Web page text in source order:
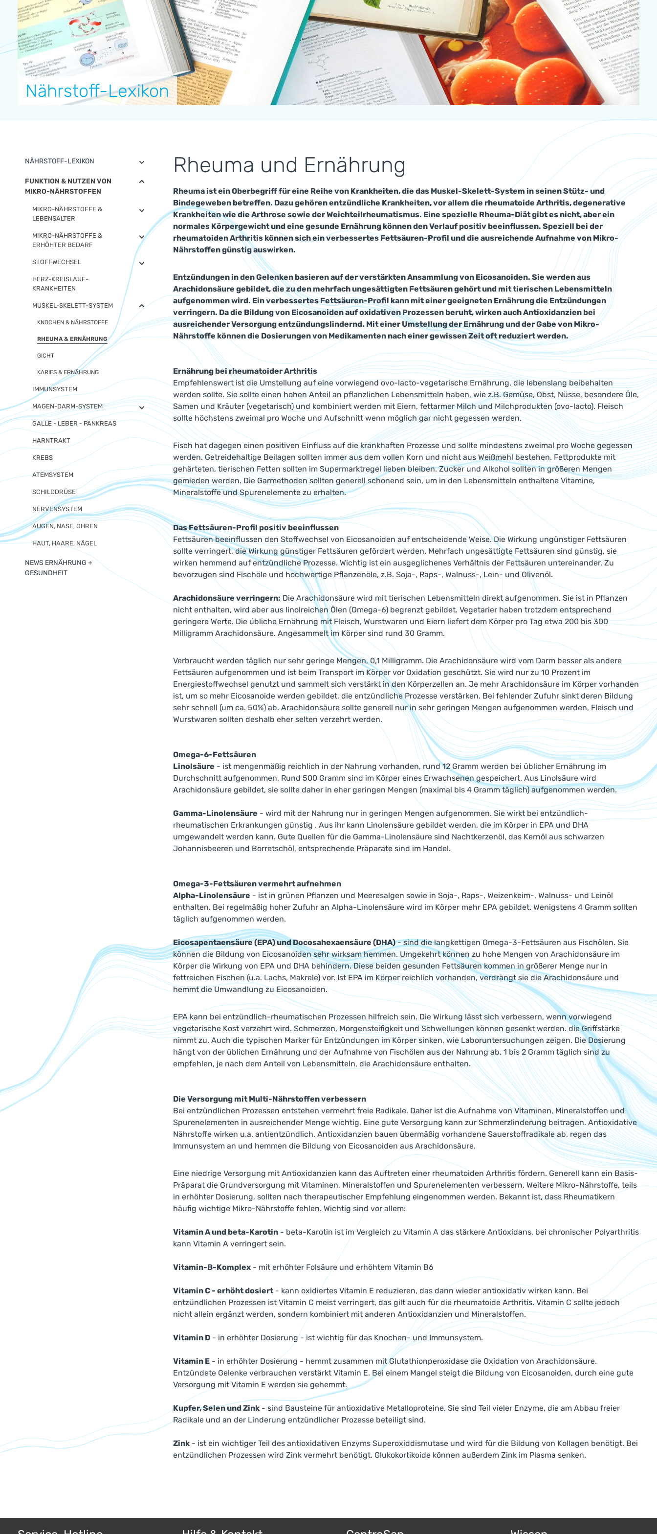
Nährstoff-Lexikon
NÄHRSTOFF-LEXIKON
FUNKTION & NUTZEN VON
MIKRO-NÄHRSTOFFEN
MIKRO-NÄHRSTOFFE &
LEBENSALTER
MIKRO-NÄHRSTOFFE &
ERHÖHTER BEDARF
STOFFWECHSEL
HERZ-KREISLAUF-
KRANKHEITEN
MUSKEL-SKELETT-SYSTEM
KNOCHEN & NÄHRSTOFFE
RHEUMA & ERNÄHRUNG
GICHT
KARIES & ERNÄHRUNG
IMMUNSYSTEM
MAGEN-DARM-SYSTEM
GALLE - LEBER - PANKREAS
HARNTRAKT
KREBS
ATEMSYSTEM
SCHILDDRÜSE
NERVENSYSTEM
AUGEN, NASE, OHREN
HAUT, HAARE, NÄGEL
NEWS ERNÄHRUNG +
GESUNDHEIT
Rheuma und Ernährung
Rheuma ist ein Oberbegriff für eine Reihe von Krankheiten, die das Muskel-Skelett-System in seinen Stütz- und
Bindegeweben betreffen. Dazu gehören entzündliche Krankheiten, vor allem die rheumatoide Arthritis, degenerative
Krankheiten wie die Arthrose sowie der Weichteilrheumatismus. Eine spezielle Rheuma-Diät gibt es nicht, aber ein
normales Körpergewicht und eine gesunde Ernährung können den Verlauf positiv beeinflussen. Speziell bei der
rheumatoiden Arthritis können sich ein verbessertes Fettsäuren-Profil und die ausreichende Aufnahme von Mikro-
Nährstoffen günstig auswirken.
Entzündungen in den Gelenken basieren auf der verstärkten Ansammlung von Eicosanoiden. Sie werden aus
Arachidonsäure gebildet, die zu den mehrfach ungesättigten Fettsäuren gehört und mit tierischen Lebensmitteln
aufgenommen wird. Ein verbessertes Fettsäuren-Profil kann mit einer geeigneten Ernährung die Entzündungen
verringern. Da die Bildung von Eicosanoiden auf oxidativen Prozessen beruht, wirken auch Antioxidanzien bei
ausreichender Versorgung entzündungslindernd. Mit einer Umstellung der Ernährung und der Gabe von Mikro-
Nährstoffe können die Dosierungen von Medikamenten nach einer gewissen Zeit oft reduziert werden.
Ernährung bei rheumatoider Arthritis
Empfehlenswert ist die Umstellung auf eine vorwiegend ovo-lacto-vegetarische Ernährung, die lebenslang beibehalten
werden sollte. Sie sollte einen hohen Anteil an pflanzlichen Lebensmitteln haben, wie z.B. Gemüse, Obst, Nüsse, besondere Öle,
Samen und Kräuter (vegetarisch) und kombiniert werden mit Eiern, fettarmer Milch und Milchprodukten (ovo-lacto). Fleisch
sollte höchstens zweimal pro Woche und Aufschnitt wenn möglich gar nicht gegessen werden.
Fisch hat dagegen einen positiven Einfluss auf die krankhaften Prozesse und sollte mindestens zweimal pro Woche gegessen
werden. Getreidehaltige Beilagen sollten immer aus dem vollen Korn und nicht aus Weißmehl bestehen. Fettprodukte mit
gehärteten, tierischen Fetten sollten im Supermarktregel lieben bleiben. Zucker und Alkohol sollten in größeren Mengen
gemieden werden. Die Garmethoden sollten generell schonend sein, um in den Lebensmitteln enthaltene Vitamine,
Mineralstoffe und Spurenelemente zu erhalten.
Das Fettsäuren-Profil positiv beeinflussen
Fettsäuren beeinflussen den Stoffwechsel von Eicosanoiden auf entscheidende Weise. Die Wirkung ungünstiger Fettsäuren
sollte verringert, die Wirkung günstiger Fettsäuren gefördert werden. Mehrfach ungesättigte Fettsäuren sind günstig, sie
wirken hemmend auf entzündliche Prozesse. Wichtig ist ein ausgeglichenes Verhältnis der Fettsäuren untereinander. Zu
bevorzugen sind Fischöle und hochwertige Pflanzenöle, z.B. Soja-, Raps-, Walnuss-, Lein- und Olivenöl.
Arachidonsäure verringern: Die Arachidonsäure wird mit tierischen Lebensmitteln direkt aufgenommen. Sie ist in Pflanzen
nicht enthalten, wird aber aus linolreichen Ölen (Omega-6) begrenzt gebildet. Vegetarier haben trotzdem entsprechend
geringere Werte. Die übliche Ernährung mit Fleisch, Wurstwaren und Eiern liefert dem Körper pro Tag etwa 200 bis 300
Milligramm Arachidonsäure. Angesammelt im Körper sind rund 30 Gramm.
Verbraucht werden täglich nur sehr geringe Mengen, 0,1 Milligramm. Die Arachidonsäure wird vom Darm besser als andere
Fettsäuren aufgenommen und ist beim Transport im Körper vor Oxidation geschützt. Sie wird nur zu 10 Prozent im
Energiestoffwechsel genutzt und sammelt sich verstärkt in den Körperzellen an. Je mehr Arachidonsäure im Körper vorhanden
ist, um so mehr Eicosanoide werden gebildet, die entzündliche Prozesse verstärken. Bei fehlender Zufuhr sinkt deren Bildung
sehr schnell (um ca. 50%) ab. Arachidonsäure sollte generell nur in sehr geringen Mengen aufgenommen werden, Fleisch und
Wurstwaren sollten deshalb eher selten verzehrt werden.
Omega-6-Fettsäuren
Linolsäure - ist mengenmäßig reichlich in der Nahrung vorhanden, rund 12 Gramm werden bei üblicher Ernährung im
Durchschnitt aufgenommen. Rund 500 Gramm sind im Körper eines Erwachsenen gespeichert. Aus Linolsäure wird
Arachidonsäure gebildet, sie sollte daher in eher geringen Mengen (maximal bis 4 Gramm täglich) aufgenommen werden.
Gamma-Linolensäure - wird mit der Nahrung nur in geringen Mengen aufgenommen. Sie wirkt bei entzündlich-
rheumatischen Erkrankungen günstig . Aus ihr kann Linolensäure gebildet werden, die im Körper in EPA und DHA
umgewandelt werden kann. Gute Quellen für die Gamma-Linolensäure sind Nachtkerzenöl, das Kernöl aus schwarzen
Johannisbeeren und Borretschöl, entsprechende Präparate sind im Handel.
Omega-3-Fettsäuren vermehrt aufnehmen
Alpha-Linolensäure - ist in grünen Pflanzen und Meeresalgen sowie in Soja-, Raps-, Weizenkeim-, Walnuss- und Leinöl
enthalten. Bei regelmäßig hoher Zufuhr an Alpha-Linolensäure wird im Körper mehr EPA gebildet. Wenigstens 4 Gramm sollten
täglich aufgenommen werden.
Eicosapentaensäure (EPA) und Docosahexaensäure (DHA)- sind die langkettigen Omega-3-Fettsäuren aus Fischölen. Sie
können die Bildung von Eicosanoiden sehr wirksam hemmen. Umgekehrt können zu hohe Mengen von Arachidonsäure im
Körper die Wirkung von EPA und DHA behindern. Diese beiden gesunden Fettsäuren kommen in größerer Menge nur in
fettreichen Fischen (u.a. Lachs, Makrele) vor. Ist EPA im Körper reichlich vorhanden, verdrängt sie die Arachidonsäure und
hemmt die Umwandlung zu Eicosanoiden.
EPA kann bei entzündlich-rheumatischen Prozessen hilfreich sein. Die Wirkung lässt sich verbessern, wenn vorwiegend
vegetarische Kost verzehrt wird. Schmerzen, Morgensteifigkeit und Schwellungen können gesenkt werden. die Griffstärke
nimmt zu. Auch die typischen Marker für Entzündungen im Körper sinken, wie Laboruntersuchungen zeigen. Die Dosierung
hängt von der üblichen Ernährung und der Aufnahme von Fischölen aus der Nahrung ab. 1 bis 2 Gramm täglich sind zu
empfehlen, je nach dem Anteil von Lebensmitteln, die Arachidonsäure enthalten.
Die Versorgung mit Multi-Nährstoffen verbessern
Bei entzündlichen Prozessen entstehen vermehrt freie Radikale. Daher ist die Aufnahme von Vitaminen, Mineralstoffen und
Spurenelementen in ausreichender Menge wichtig. Eine gute Versorgung kann zur Schmerzlinderung beitragen. Antioxidative
Nährstoffe wirken u.a. antientzündlich. Antioxidanzien bauen übermäßig vorhandene Sauerstoffradikale ab, regen das
Immunsystem an und hemmen die Bildung von Eicosanoiden aus Arachidonsäure.
Eine niedrige Versorgung mit Antioxidanzien kann das Auftreten einer rheumatoiden Arthritis fördern. Generell kann ein Basis-
Präparat die Grundversorgung mit Vitaminen, Mineralstoffen und Spurenelementen verbessern. Weitere Mikro-Nährstoffe, teils
in erhöhter Dosierung, sollten nach therapeutischer Empfehlung eingenommen werden. Bekannt ist, dass Rheumatikern
häufig wichtige Mikro-Nährstoffe fehlen. Wichtig sind vor allem:
Vitamin A und beta-Karotin - beta-Karotin ist im Vergleich zu Vitamin A das stärkere Antioxidans, bei chronischer Polyarthritis
kann Vitamin A verringert sein.
Vitamin-B-Komplex - mit erhöhter Folsäure und erhöhtem Vitamin B6
Vitamin C - erhöht dosiert - kann oxidiertes Vitamin E reduzieren, das dann wieder antioxidativ wirken kann. Bei
entzündlichen Prozessen ist Vitamin C meist verringert, das gilt auch für die rheumatoide Arthritis. Vitamin C sollte jedoch
nicht allein ergänzt werden, sondern kombiniert mit anderen Antioxidanzien und Mineralstoffen.
Vitamin D - in erhöhter Dosierung - ist wichtig für das Knochen- und Immunsystem.
Vitamin E - in erhöhter Dosierung - hemmt zusammen mit Glutathionperoxidase die Oxidation von Arachidonsäure.
Entzündete Gelenke verbrauchen verstärkt Vitamin E. Bei einem Mangel steigt die Bildung von Eicosanoiden, durch eine gute
Versorgung mit Vitamin E werden sie gehemmt.
Kupfer, Selen und Zink - sind Bausteine für antioxidative Metalloproteine. Sie sind Teil vieler Enzyme, die am Abbau freier
Radikale und an der Linderung entzündlicher Prozesse beteiligt sind.
Zink - ist ein wichtiger Teil des antioxidativen Enzyms Superoxiddismutase und wird für die Bildung von Kollagen benötigt. Bei
entzündlichen Prozessen wird Zink vermehrt benötigt. Glukokortikoide können außerdem Zink im Plasma senken.